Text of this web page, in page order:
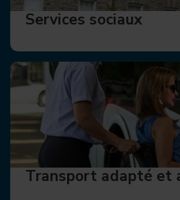
Services sociaux
Transport adapté et